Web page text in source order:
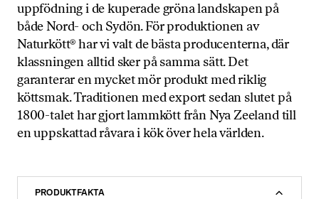
uppfödning i de kuperade gröna landskapen på
både Nord- och Sydön. För produktionen av
Naturkött® har vi valt de bästa producenterna, där
klassningen alltid sker på samma sätt. Det
garanterar en mycket mör produkt med riklig
köttsmak. Traditionen med export sedan slutet på
1800-talet har gjort lammkött från Nya Zeeland till
en uppskattad råvara i kök över hela världen.
PRODUKTFAKTA